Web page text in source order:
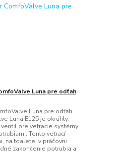
Luna pre odťah
Luna pre odťah
Luna E125 je okrúhly,
pre vetracie systémy
Tento vetrací
na toalete, v práčovni
zakončenie potrubia a